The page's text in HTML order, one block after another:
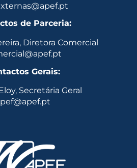
de Parceria:
Diretora Comercial
Gerais:
Secretária Geral